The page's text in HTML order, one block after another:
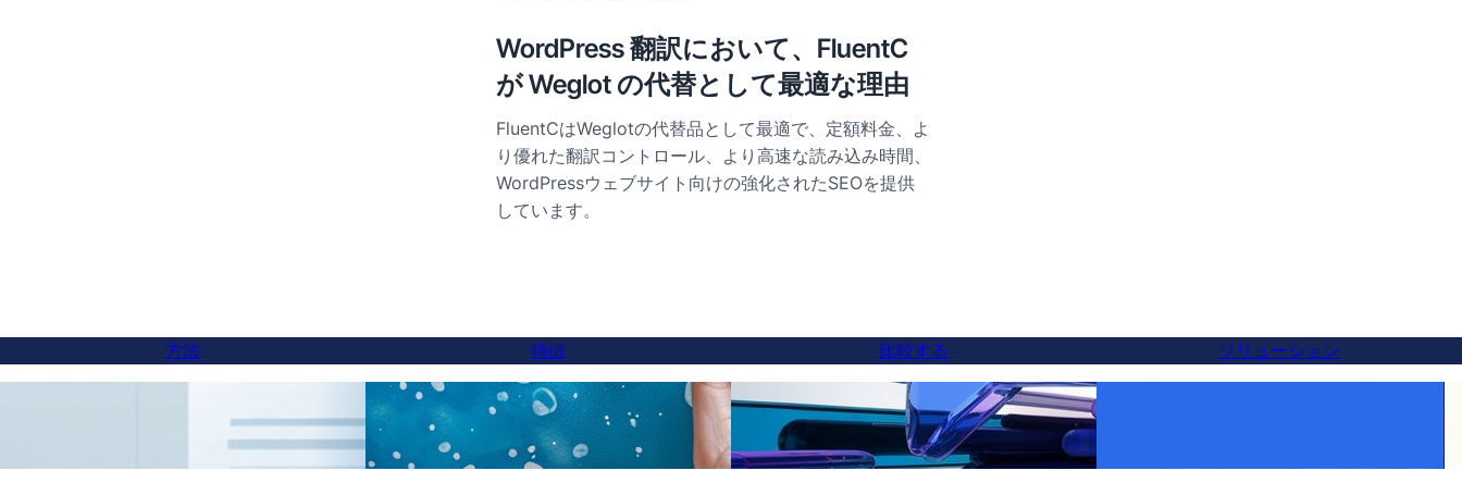
WordPress 翻訳において、FluentC
が Weglot の代替として最適な理由
FluentCはWeglotの代替品として最適で、定額料金、よ
り優れた翻訳コントロール、より高速な読み込み時間、
WordPressウェブサイト向けの強化されたSEOを提供
しています。
方法
サブドメインのウェブサイトに言語切り替
特徴
AI翻訳
比較する
ついに、より良いWeglotの代替案 — 5分で
ソリューション